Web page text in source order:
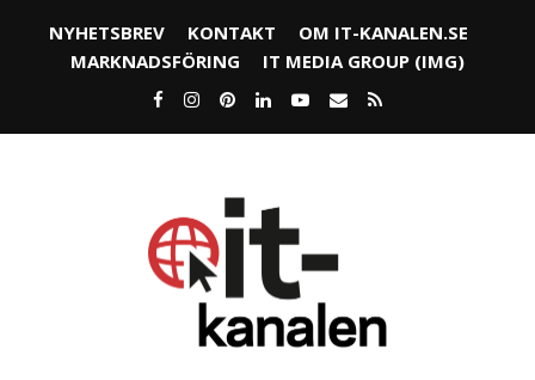
NYHETSBREV KONTAKT
OM IT-KANALEN.SE
MARKNADSFÖRING
IT MEDIA GROUP (IMG)